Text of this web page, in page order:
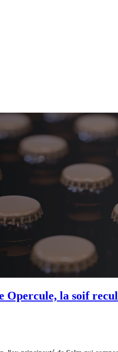
Opercule, la soif